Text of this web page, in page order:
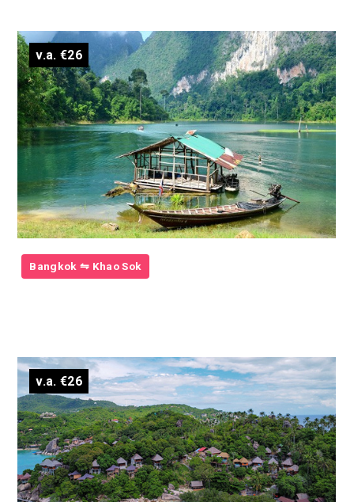
v.a. €26
Bangkok ⇋ Khao Sok
v.a. €26